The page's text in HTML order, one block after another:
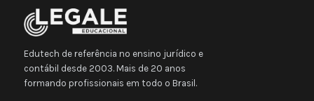
Edutech de referência no ensino jurídico e
contábil desde 2003. Mais de 20 anos
formando profissionais em todo o Brasil.